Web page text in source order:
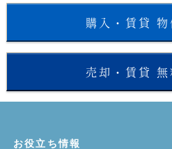
購入・賃貸 物
売却・賃貸 無
お役立ち情報